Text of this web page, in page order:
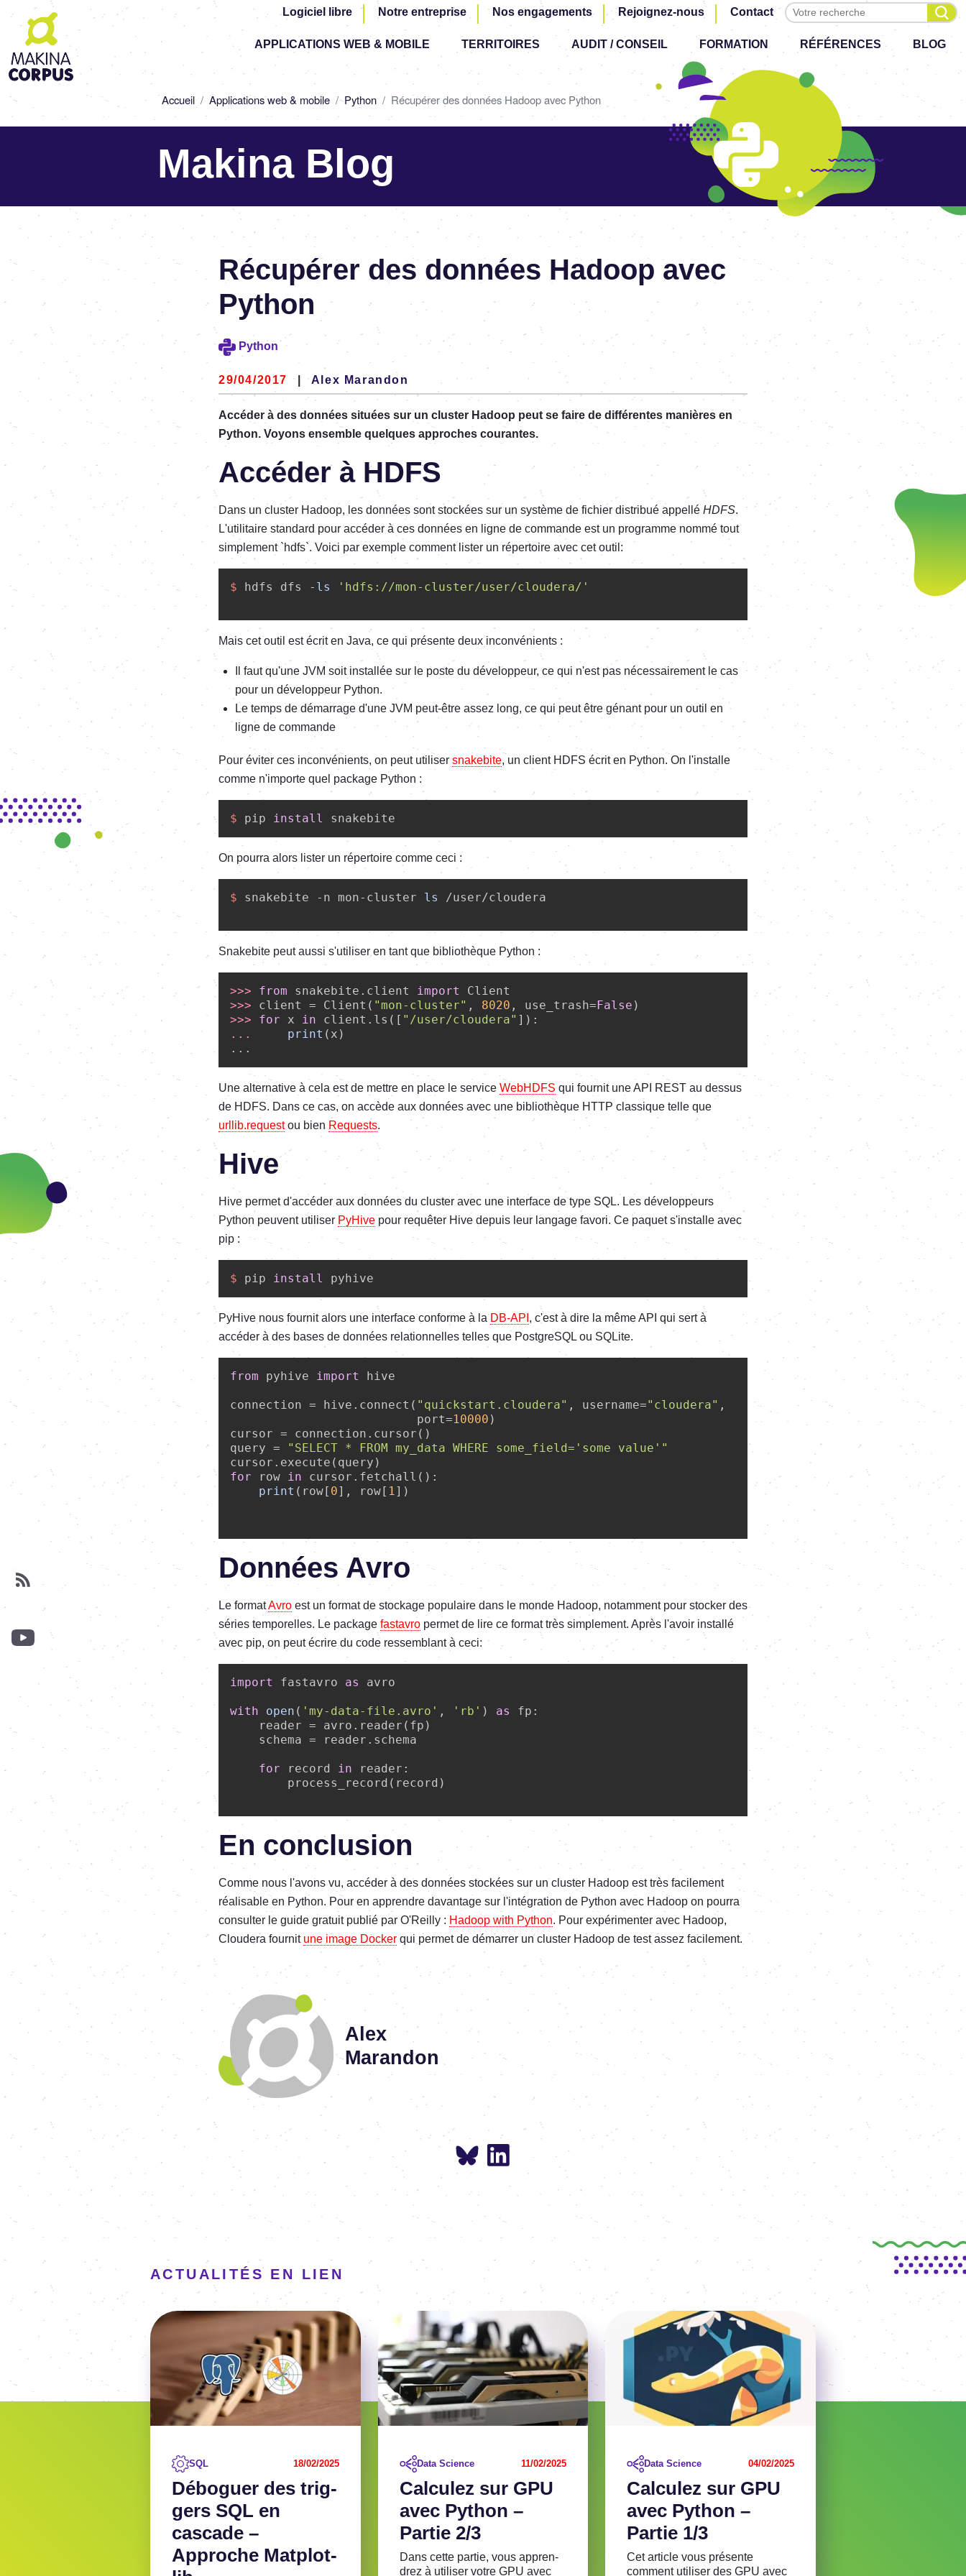
Aller
contenu
principal
Logiciel libre Notre entreprise Nos engagements Rejoignez-nous Contact Effectuer une recherche
Top
Main
navigation
APPLICATIONS WEB & MOBILE TERRITOIRES AUDIT / CONSEIL FORMATION RÉFÉRENCES BLOG
d'Ariane
Accueil Applications web & mobile Python Récupérer des données Hadoop avec Python
Makina Blog
Récupérer des données Hadoop avec
Python
Python
29/04/2017 Alex Marandon
Accéder à des données situées sur un cluster Hadoop peut se faire de différentes manières en
Python. Voyons ensemble quelques approches courantes.
Accéder à HDFS
Dans un cluster Hadoop, les données sont stockées sur un système de fichier distribué appellé HDFS.
L'utilitaire standard pour accéder à ces données en ligne de commande est un programme nommé tout
simplement `hdfs`. Voici par exemple comment lister un répertoire avec cet outil:
$ hdfs dfs - ls 'hdfs://mon-cluster/user/cloudera/'
Mais cet outil est écrit en Java, ce qui présente deux inconvénients :
Il faut qu'une JVM soit installée sur le poste du développeur, ce qui n'est pas nécessairement le cas
pour un développeur Python.
Le temps de démarrage d'une JVM peut-être assez long, ce qui peut être génant pour un outil en
ligne de commande
Pour éviter ces inconvénients, on peut utiliser snakebite, un client HDFS écrit en Python. On l'installe
comme n'importe quel package Python :
$ pip install
On pourra alors lister un répertoire comme ceci :
$ snakebite -n mon-cluster ls /user/cloudera
Snakebite peut aussi s'utiliser en tant que bibliothèque Python :
>>> from snakebite.client import
>>> client = Client( "mon-cluster" , 8020 , use_trash=False
>>> for x in client.ls([ "/user/cloudera"
...
print (x)
Une alternative à cela est de mettre en place le service WebHDFS qui fournit une API REST au dessus
de HDFS. Dans ce cas, on accède aux données avec une bibliothèque HTTP classique telle que
urllib.requestou bien Requests.
Hive
Hive permet d'accéder aux données du cluster avec une interface de type SQL. Les développeurs
Python peuvent utiliser PyHive pour requêter Hive depuis leur langage favori. Ce paquet s'installe avec
pip :
$ pip install
PyHive nous fournit alors une interface conforme à laDB-API , c'est à dire la même API qui sert à
accéder à des bases de données relationnelles telles que PostgreSQL ou SQLite.
from pyhive import hive
connection = hive.connect( "quickstart.cloudera" , username="cloudera" ,
                          port=
10000 )
cursor = connection.cursor()
query =
"SELECT * FROM my_data WHERE some_field='some value'"
for row in cursor.fetchall():
print (row[ 0], row[ 1 ])
Données Avro
Le formatAvro est un format de stockage populaire dans le monde Hadoop, notamment pour stocker des
séries temporelles. Le package fastavro permet de lire ce format très simplement. Après l'avoir installé
avec pip, on peut écrire du code ressemblant à ceci:
import fastavro as avro
with open ( 'my-data-file.avro' , 'rb' ) as
fp:
    reader = avro.reader(fp)
    schema = reader.schema
for record in reader:
        process_record(record)
En conclusion
Comme nous l'avons vu, accéder à des données stockées sur un cluster Hadoop est très facilement
réalisable en Python. Pour en apprendre davantage sur l'intégration de Python avec Hadoop on pourra
consulter le guide gratuit publié par O'Reilly : Hadoop with Python. Pour expérimenter avec Hadoop,
Cloudera fournit une image Docker qui permet de démarrer un cluster Hadoop de test assez facilement.
Alex
Marandon
ACTUALITÉS EN LIEN
Débo­guer des trig­
gers SQL en
cascade –
Approche Matplot­
SQL 18/02/2025
Voir l'article
Image
Calcu­­lez sur GPU
avec Python –
Partie 2/3
Data Science 11/02/2025
Dans cette partie, vous appren­
drez à utili­ser votre GPU avec
Voir l'article
Image
Calcu­lez sur GPU
avec Python –
Partie 1/3
Data Science 04/02/2025
Cet article vous présente
comment utili­ser des GPU avec
Voir l'article
Image